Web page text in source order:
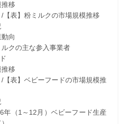
移
粉ミルクの市場規模推移
向
の主な参入事業者
移
ベビーフードの市場規模推
1～12月）ベビーフード生産